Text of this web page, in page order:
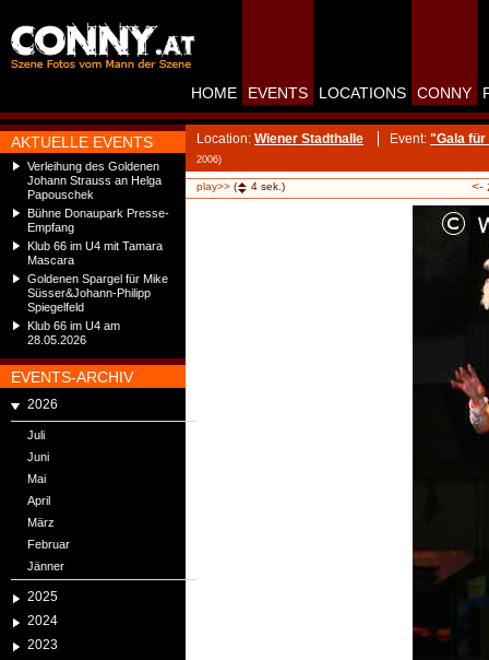
AKTUELLE EVENTS
Verleihung des Goldenen
Johann Strauss an Helga
Papouschek
Bühne Donaupark Presse-
Empfang
Klub 66 im U4 mit Tamara
Mascara
Goldenen Spargel für Mike
Süsser&Johann-Philipp
Spiegelfeld
Klub 66 im U4 am
28.05.2026
EVENTS-ARCHIV
2026
Juli
Juni
Mai
April
März
Februar
Jänner
2025
2024
2023
HOME EVENTS LOCATIONS CONNY
Location: Wiener Stadthalle Event: "Gala für
2006)
play>> ( 4 sek.) <-